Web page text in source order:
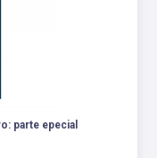
parte epecial